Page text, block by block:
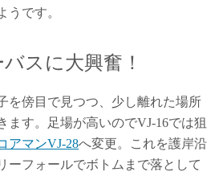
うです。
スに大興奮！
を傍目で見つつ、少し離れた場所
ます。足場が高いのでVJ-16では狙
アマンVJ-28へ変更。これを護岸沿
ーフォールでボトムまで落として